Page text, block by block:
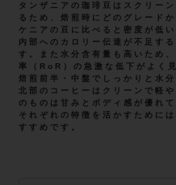
タンザニアの珈琲豆はスクリー
るため、焙煎時にどのグレード
ケニアの豆に比べると密度が低
内部へのカロリー伝達が不足す
す。また水分含有量も高いため
率（RoR）の急激な低下がよく
焙煎前半・中盤でしっかりと水
北部のコーヒーはクリーンで軽
のものは甘みとボディ感が優れて
それぞれの特徴を活かすために
すすめです。